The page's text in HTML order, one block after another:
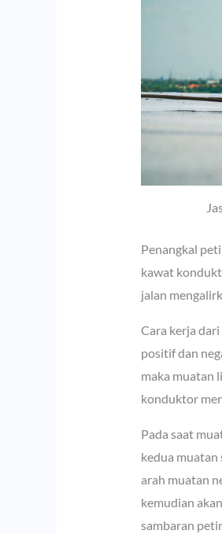
Penangkal
kawat
jalan
Cara kerja
positif dan
maka muatan
konduktor
Pada saat
kedua
arah muatan
kemudian
sambaran